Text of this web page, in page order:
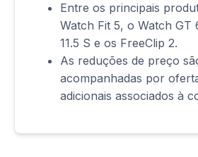
Entre os principais
Watch Fit 5, o Watch GT
11.5 S e os FreeClip 2.
As reduções de preço
acompanhadas por
adicionais associados à